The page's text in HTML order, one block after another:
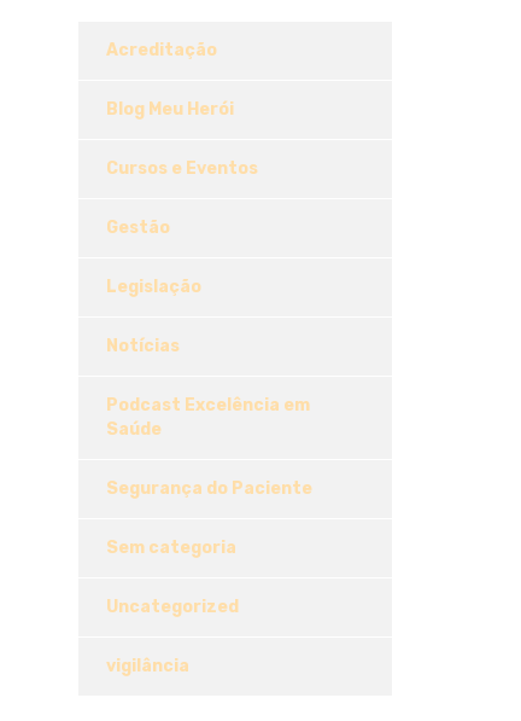
Acreditação
Blog Meu Herói
Cursos e Eventos
Gestão
Legislação
Notícias
Podcast Excelência em
Saúde
Segurança do Paciente
Sem categoria
Uncategorized
vigilância